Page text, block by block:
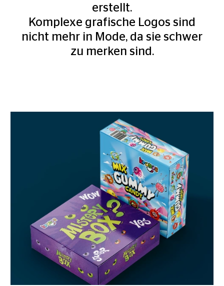
erstellt.
Komplexe grafische Logos sind
nicht mehr in Mode, da sie schwer
zu merken sind.